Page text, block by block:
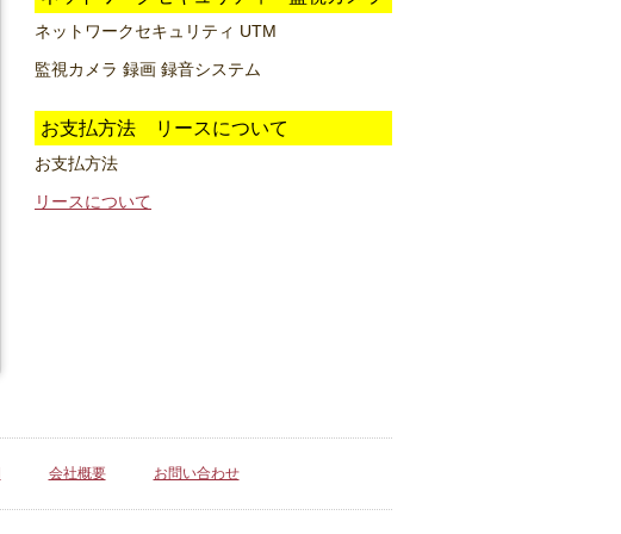
ネットワークセキュリティ UTM
監視カメラ 録画 録音システム
お支払方法 リースについて
お支払方法
リースについて
会社概要 お問い合わせ